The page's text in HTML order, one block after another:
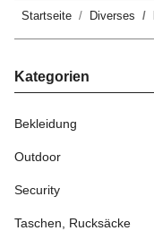
Startseite Diverses
Kategorien
Bekleidung
Outdoor
Security
Taschen, Rucksäcke